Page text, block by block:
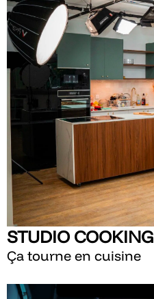
STUDIO COOKING
Ça tourne en cuisine